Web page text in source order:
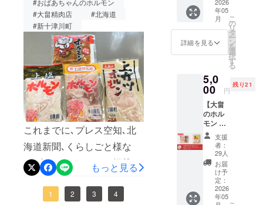
て､このたびのご支援､誠に
ありがとうございました｡今
後ともどうぞよろしくお願
いいたします｡大畠精肉店
もつ鍋。社長が朝から仕込
んだ逸品です！北海道も
すっかり雪が解けて､いよい
よ春｡BBQシーズンも見えて
きて､精肉店としてはこれか
ら一気に忙しくなる時期に
入ります｡GWの準備や日々
の仕事に追われながら､気づ
けばクラウドファンディン
グも残りあと3日｡正直､あっ
という間で､まだ実感が追い
ついていないような感覚も
#おばあちゃんのホルモン
#大畠精肉店
#北海道
#新十津川町
これまでに､プレス空知､北
海道新聞､くらしごと様な
ど､多くのメディアに掲載し
ていただき､SNSでもたくさ
んの方が拡散にご協力くだ
もっと見る
1 2 3 4
しいです。
皆さまとの
出会いを、
心より楽し
ります！
ル ・お
ばあ
ちゃん
からの
お礼ビ
（プロ
ジェク
トの成
立後、
限定公
開URL
をお送
りしま
す）
クール
便でお
送りい
たしま
す。
ホルモ
ン 250g
「焼肉
のた
れ」付
き 《原
材料
名》 ●
大畠の
ホルモ
ン 北海
道産豚
腸（大
町の優
良名産
品「大
畠のホ
ルモ
ン」を
ます。
特製
「焼肉
のた
れ」を
焼き上
がりに
つけて
お召し
上がり
くださ
い。 ※
クール
便でお
2026
年05
月
詳細を見る
こ
の
リ
タ
ー
ン
を
選
択
す
る
5,0
00 円
残り21
【大畠
のホル
モン 食
べ比
べ】 お
ばあ
ちゃん
が生ん
だ、新
十津川
町の優
支援
者：
29人
お届
け予
定：
2026
年05